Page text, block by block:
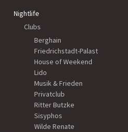
Nightlife
Clubs
Berghain
Friedrichstadt-Palast
House of Weekend
Lido
Musik & Frieden
Privatclub
Ritter Butzke
Sisyphos
Wilde Renate